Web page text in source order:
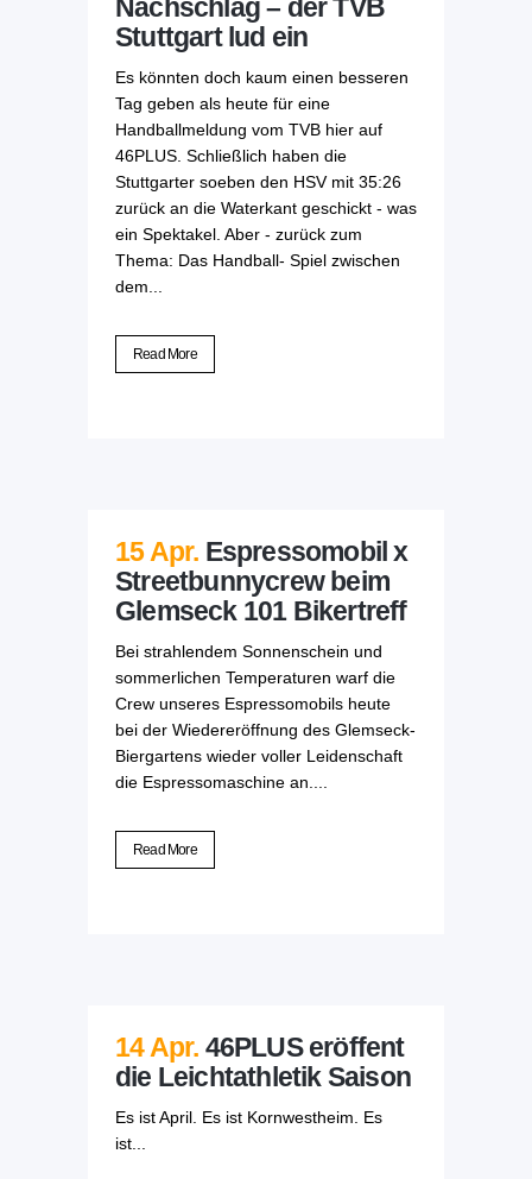
Nachschlag – der TVB
Stuttgart lud ein
Es könnten doch kaum einen besseren
Tag geben als heute für eine
Handballmeldung vom TVB hier auf
46PLUS. Schließlich haben die
Stuttgarter soeben den HSV mit 35:26
zurück an die Waterkant geschickt - was
ein Spektakel. Aber - zurück zum
Thema: Das Handball- Spiel zwischen
dem...
Read More
15 Apr. Espressomobil x
Streetbunnycrew beim
Glemseck 101 Bikertreff
Bei strahlendem Sonnenschein und
sommerlichen Temperaturen warf die
Crew unseres Espressomobils heute
bei der Wiedereröffnung des Glemseck-
Biergartens wieder voller Leidenschaft
die Espressomaschine an....
Read More
14 Apr. 46PLUS eröffent
die Leichtathletik Saison
Es ist April. Es ist Kornwestheim. Es
ist...